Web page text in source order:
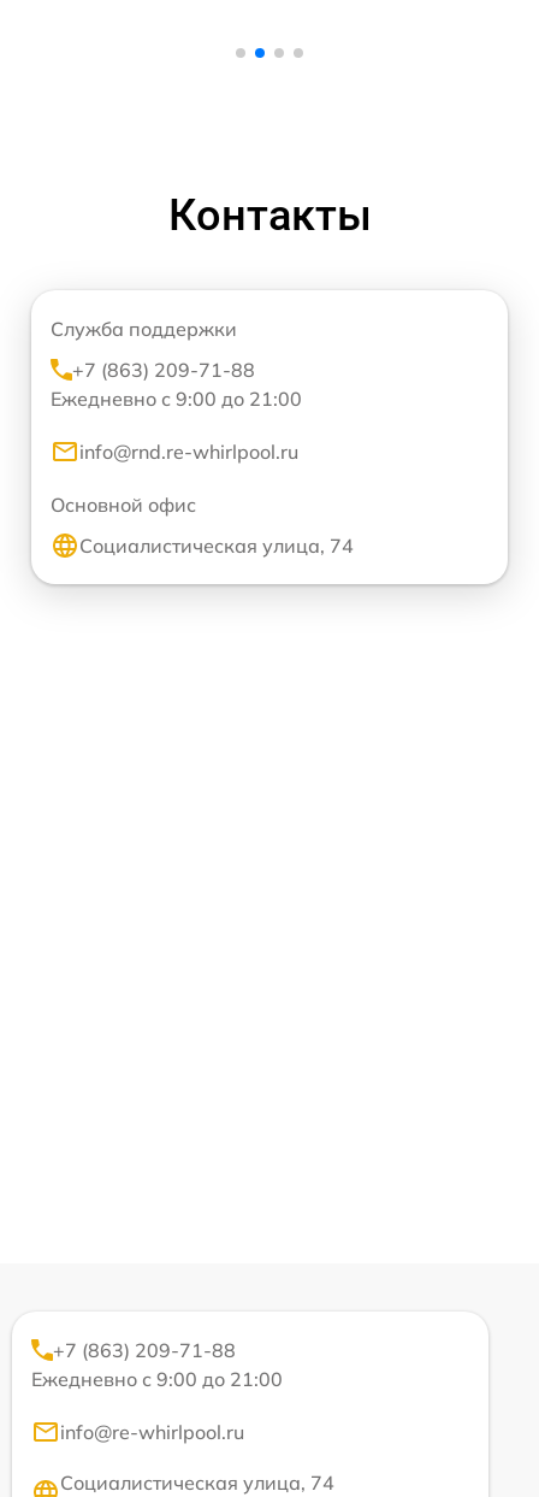
Контакты
Служба поддержки
+7 (863) 209-71-88
Ежедневно с 9:00 до 21:00
info@rnd.re-whirlpool.ru
Основной офис
Социалистическая улица, 74
+7 (863) 209-71-88
Ежедневно с 9:00 до 21:00
info@re-whirlpool.ru
Социалистическая улица, 74